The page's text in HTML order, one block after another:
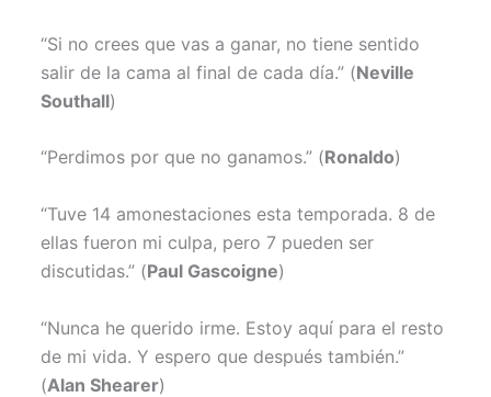
“Si no crees que vas a ganar, no tiene sentido
salir de la cama al final de cada día.” (Neville
Southall)
“Perdimos por que no ganamos.” (Ronaldo)
“Tuve 14 amonestaciones esta temporada. 8 de
ellas fueron mi culpa, pero 7 pueden ser
discutidas.” (Paul Gascoigne)
“Nunca he querido irme. Estoy aquí para el resto
de mi vida. Y espero que después también.”
(Alan Shearer)